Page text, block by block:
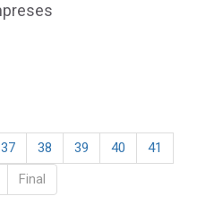
37 38 39 40
41
Final